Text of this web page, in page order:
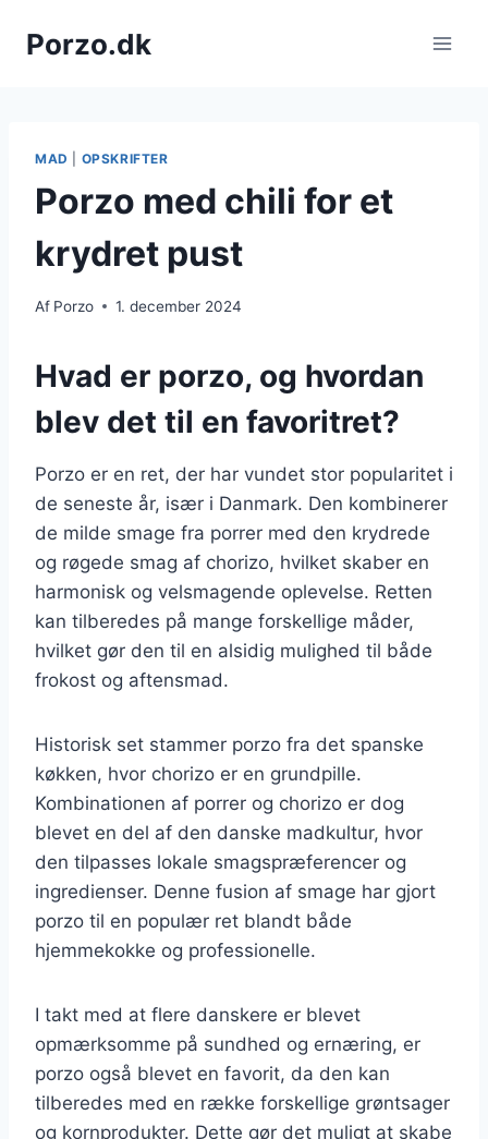
Porzo.dk
MAD OPSKRIFTER
Porzo med chili for et
krydret pust
Af Porzo 1. december 2024
Hvad er porzo, og hvordan
blev det til en favoritret?
Porzo er en ret, der har vundet stor popularitet i
de seneste år, især i Danmark. Den kombinerer
de milde smage fra porrer med den krydrede
og røgede smag af chorizo, hvilket skaber en
harmonisk og velsmagende oplevelse. Retten
kan tilberedes på mange forskellige måder,
hvilket gør den til en alsidig mulighed til både
frokost og aftensmad.
Historisk set stammer porzo fra det spanske
køkken, hvor chorizo er en grundpille.
Kombinationen af porrer og chorizo er dog
blevet en del af den danske madkultur, hvor
den tilpasses lokale smagspræferencer og
ingredienser. Denne fusion af smage har gjort
porzo til en populær ret blandt både
hjemmekokke og professionelle.
I takt med at flere danskere er blevet
opmærksomme på sundhed og ernæring, er
porzo også blevet en favorit, da den kan
tilberedes med en række forskellige grøntsager
og kornprodukter. Dette gør det muligt at skabe